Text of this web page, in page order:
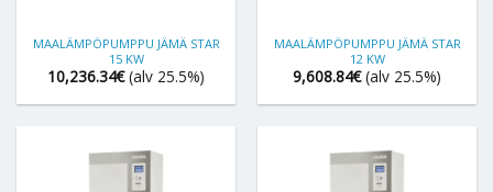
MAALÄMPÖPUMPPU JÄMÄ STAR
15 KW
10,236.34€ (alv 25.5%)
MAALÄMPÖPUMPPU JÄMÄ STAR
12 KW
9,608.84€ (alv 25.5%)